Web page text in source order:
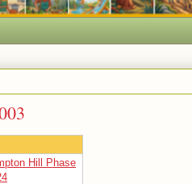
Hill Phase